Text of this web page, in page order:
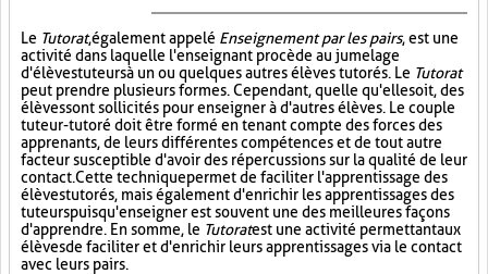
Le Tutorat, également appelé Enseignement par les pairs, est une
activité dans laquelle l'enseignant procède au jumelage
d'élèves tuteurs à un ou quelques autres élèves tutorés. Le Tutorat
peut prendre plusieurs formes. Cependant, quelle qu'elle soit, des
élèves sont sollicités pour enseigner à d'autres élèves. Le couple
tuteur-tutoré doit être formé en tenant compte des forces des
apprenants, de leurs différentes compétences et de tout autre
facteur susceptible d'avoir des répercussions sur la qualité de leur
contact. Cette technique permet de faciliter l'apprentissage des
élèves tutorés, mais également d'enrichir les apprentissages des
tuteurs puisqu'enseigner est souvent une des meilleures façons
d'apprendre. En somme, le Tutoratest une activité permettant aux
élèves de faciliter et d'enrichir leurs apprentissages via le contact
avec leurs pairs.